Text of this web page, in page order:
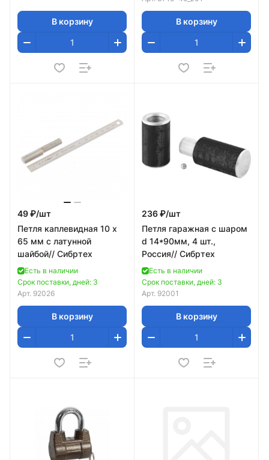
В корзину В корзину
49 ₽/шт
Петля каплевидная 10 х
65 мм с латунной
шайбой// Сибртех
Есть в наличии
Срок поставки, дней: 3
Арт. 92026
В корзину
236 ₽/шт
Петля гаражная с шаром
d 14*90мм, 4 шт.,
Россия// Сибртех
Есть в наличии
Срок поставки, дней: 3
Арт. 92001
В корзину